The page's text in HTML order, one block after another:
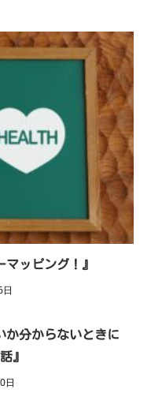
マッピング！』
か分からないときに
』
日